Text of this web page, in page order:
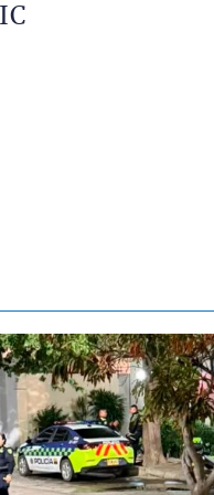
multimedia principal